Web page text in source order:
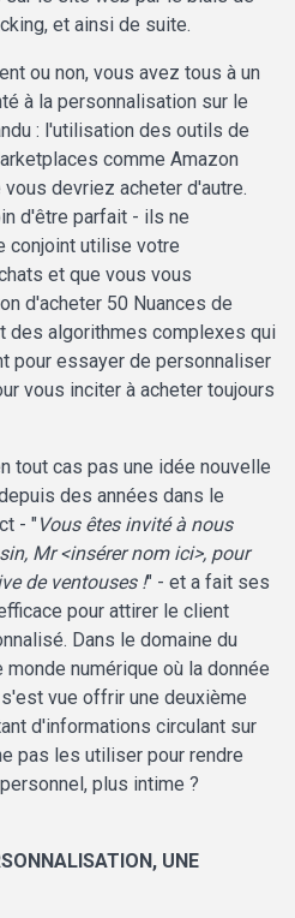
et ainsi de suite.
ou non, vous avez tous à un
à la personnalisation sur le
: l'utilisation des outils de
comme Amazon
devriez acheter d'autre.
d'être parfait - ils ne
conjoint utilise votre
et que vous vous
d'acheter 50 Nuances de
des algorithmes complexes qui
pour essayer de personnaliser
vous inciter à acheter toujours
tout cas pas une idée nouvelle
des années dans le
- "Vous êtes invité à nous
Mr <insérer nom ici>, pour
de ventouses !" - et a fait ses
pour attirer le client
Dans le domaine du
numérique où la donnée
vue offrir une deuxième
d'informations circulant sur
pas les utiliser pour rendre
plus intime ?
UNE